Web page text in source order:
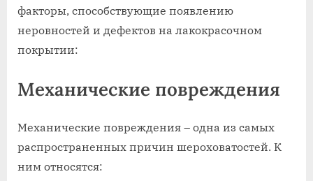
факторы‚ способствующие появлению
неровностей и дефектов на лакокрасочном
покрытии:
Механические повреждения
Механические повреждения – одна из самых
распространенных причин шероховатостей. К
ним относятся: